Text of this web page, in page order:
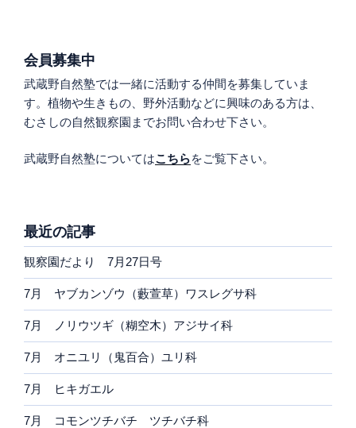
会員募集中
武蔵野自然塾では一緒に活動する仲間を募集していま
す。植物や生きもの、野外活動などに興味のある方は、
むさしの自然観察園までお問い合わせ下さい。
武蔵野自然塾についてはこちらをご覧下さい。
最近の記事
観察園だより 7月27日号
7月 ヤブカンゾウ（藪萱草）ワスレグサ科
7月 ノリウツギ（糊空木）アジサイ科
7月 オニユリ（鬼百合）ユリ科
7月 ヒキガエル
7月 コモンツチバチ ツチバチ科